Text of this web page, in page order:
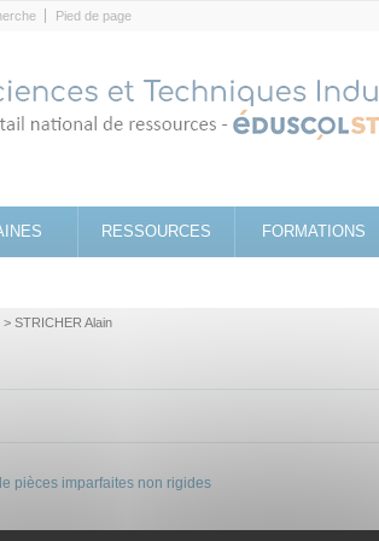
Pied de page
RESSOURCES FORMATIONS
> STRICHER Alain
pièces imparfaites non rigides